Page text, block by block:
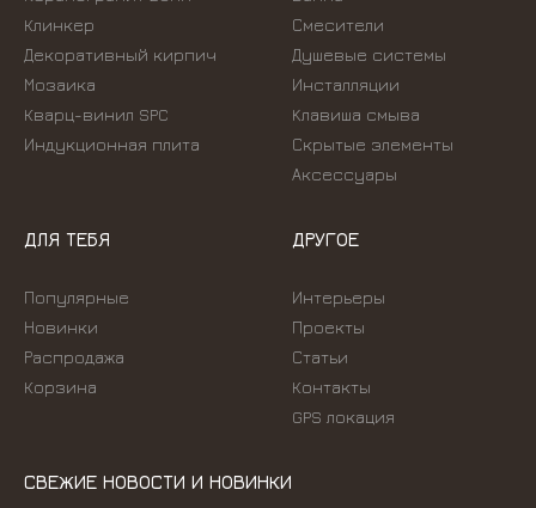
Клинкер
Декоративный кирпич
Мозаика
Кварц-винил SPC
Индукционная плита
Смесители
Душевые системы
Инсталляции
Kлавиша смыва
Скрытые элементы
Аксессуары
ДЛЯ ТЕБЯ
Популярные
Новинки
Распродажа
Корзина
ДРУГОЕ
Интерьеры
Проекты
Статьи
Контакты
GPS локация
СВЕЖИЕ НОВОСТИ И НОВИНКИ